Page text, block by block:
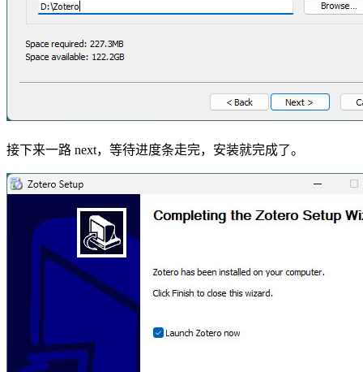
接下来一路 next，等待进度条走完，安装就完成了。